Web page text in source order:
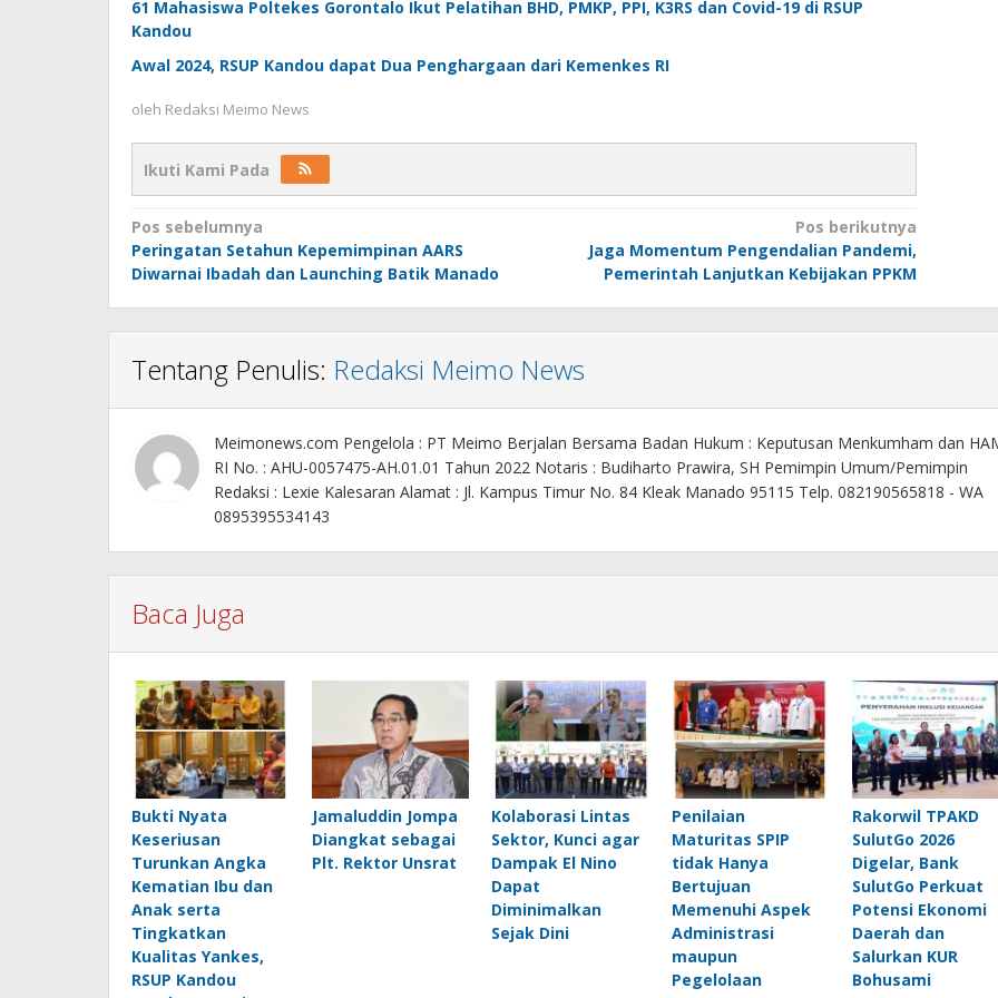
61 Mahasiswa Poltekes Gorontalo Ikut Pelatihan BHD, PMKP, PPI, K3RS dan Covid-19 di RSUP
Kandou
Awal 2024, RSUP Kandou dapat Dua Penghargaan dari Kemenkes RI
oleh Redaksi Meimo News
Ikuti Kami Pada
Navigasi
pos
Pos sebelumnya
Peringatan Setahun Kepemimpinan AARS
Diwarnai Ibadah dan Launching Batik Manado
Pos berikutnya
Jaga Momentum Pengendalian Pandemi,
Pemerintah Lanjutkan Kebijakan PPKM
Tentang Penulis: Redaksi Meimo News
Meimonews.com Pengelola : PT Meimo Berjalan Bersama Badan Hukum : Keputusan Menkumham dan
RI No. : AHU-0057475-AH.01.01 Tahun 2022 Notaris : Budiharto Prawira, SH Pemimpin Umum/Pemimpin
Redaksi : Lexie Kalesaran Alamat : Jl. Kampus Timur No. 84 Kleak Manado 95115 Telp. 082190565818 - WA
0895395534143
Baca Juga
Bukti Nyata
Keseriusan
Turunkan Angka
Kematian Ibu dan
Anak serta
Tingkatkan
Kualitas Yankes,
RSUP Kandou
Jamaluddin Jompa
Diangkat sebagai
Plt. Rektor Unsrat
Kolaborasi Lintas
Sektor, Kunci agar
Dampak El Nino
Dapat
Diminimalkan
Sejak Dini
Penilaian
Maturitas SPIP
tidak Hanya
Bertujuan
Memenuhi Aspek
Administrasi
maupun
Pegelolaan
Rakorwil TPAKD
SulutGo 2026
Digelar, Bank
SulutGo Perkuat
Potensi Ekonomi
Daerah dan
Salurkan KUR
Bohusami